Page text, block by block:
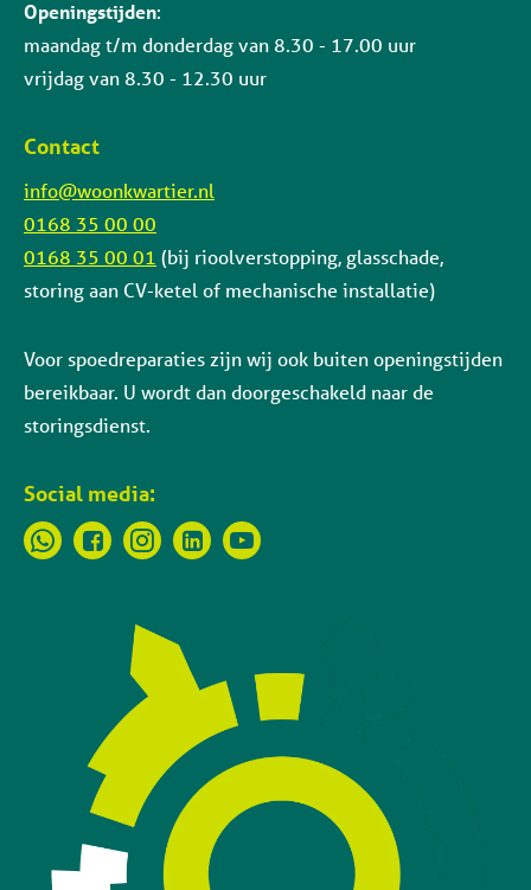
Openingstijden:
maandag t/m donderdag van 8.30 - 17.00 uur
vrijdag van 8.30 - 12.30 uur
Contact
info@woonkwartier.nl
0168 35 00 00
0168 35 00 01 (bij rioolverstopping, glasschade,
storing aan CV-ketel of mechanische installatie)
Voor spoedreparaties zijn wij ook buiten openingstijden
bereikbaar. U wordt dan doorgeschakeld naar de
storingsdienst.
Social media: